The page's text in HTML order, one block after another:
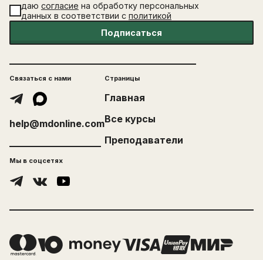
даю согласие на обработку персональных
данных в соответствии с политикой
Подписаться
Связаться с нами
help@mdonline.com
Страницы
Главная
Все курсы
Преподаватели
Мы в соцсетях